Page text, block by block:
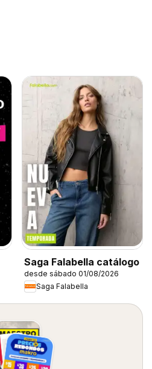
Saga Falabella catálogo
desde sábado 01/08/2026
Saga Falabella